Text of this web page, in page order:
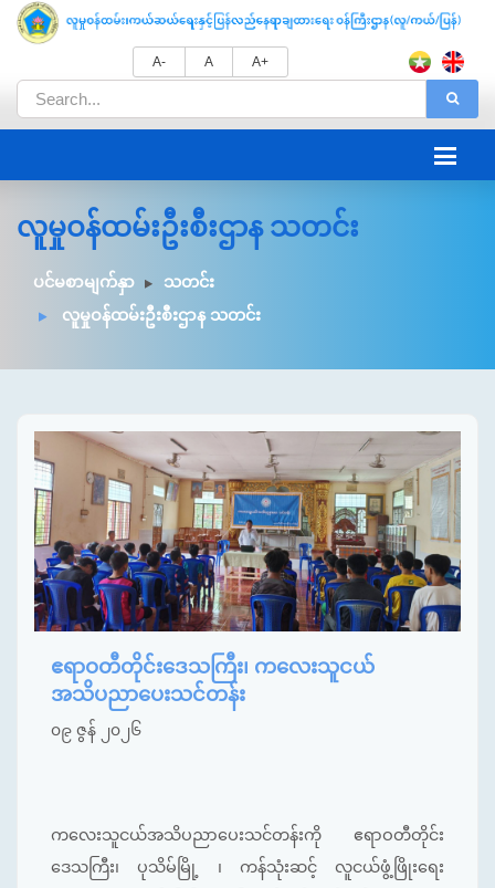
A- A A+
လူမှုဝန်ထမ်းဦးစီးဌာန သတင်း
ပင်မစာမျက်နှာ
သတင်း
လူမှုဝန်ထမ်းဦးစီးဌာန သတင်း
ဧရာဝတီတိုင်းဒေသကြီး၊ ကလေးသူငယ်
အသိပညာပေးသင်တန်း
၀၉ ဇွန် ၂၀၂၆
ကလေးသူငယ်အသိပညာပေးသင်တန်းကို ဧရာဝတီတိုင်း
ဒေသကြီး၊ ပုသိမ်မြို့ ၊ ကန်သုံးဆင့် လူငယ်ဖွံ့ဖြိုးရေး